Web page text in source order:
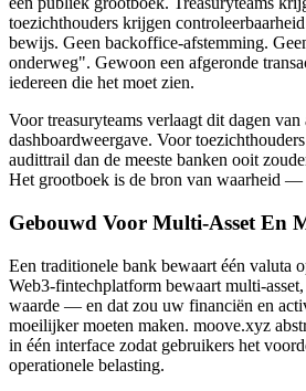
toezichthouders krijgen
bewijs. Geen backoffice-afstemming.
onderweg". Gewoon een afgeronde
iedereen die het moet zien.
Voor treasuryteams verlaagt dit dagen van
dashboardweergave. Voor
audittrail dan de meeste banken ooit
Het grootboek is de bron van waarheid —
Gebouwd Voor Multi-Asset En
Een traditionele bank bewaart één valuta
Web3-fintechplatform bewaart multi-
waarde — en dat zou uw financiën en
moeilijker moeten maken. moove.xyz
in één interface zodat gebruikers het
operationele belasting.